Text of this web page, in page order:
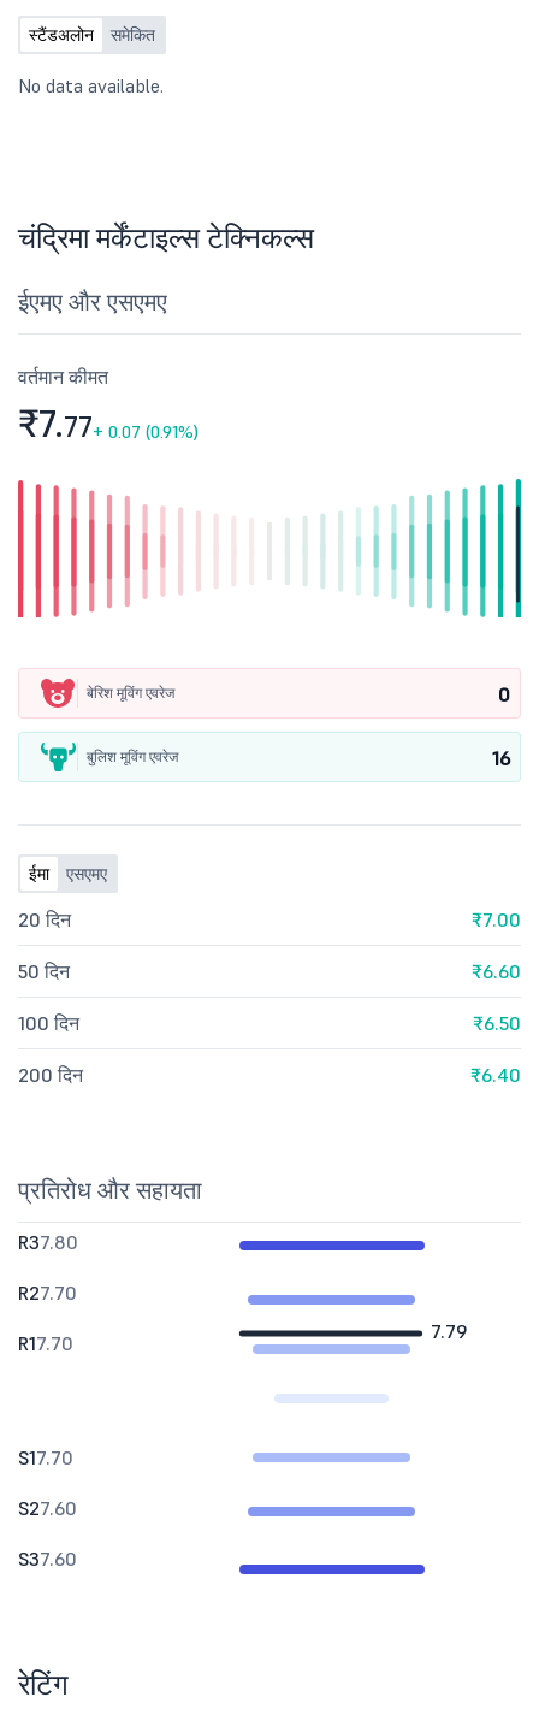
Anandnagar Road, Satellite, Jodhpur
char Rasta, Ahmedabad, Gujarat,
and discuss: 1. लिमिटेड रिव्यू रिपोर्ट के साथ
स्टैंडअलोन समेकित
No data available.
चंद्रिमा मर्केंटाइल्स टेक्निकल्स
ईएमए और एसएमए
वर्तमान कीमत
₹7.77+ 0.07 (0.91%)
बेरिश मूविंग एवरेज 0
बुलिश मूविंग एवरेज 16
ईमा एसएमए
20 दिन ₹7.00
50 दिन ₹6.60
100 दिन ₹6.50
200 दिन ₹6.40
प्रतिरोध और सहायता
7.79
R37.80
R27.70
R17.70
S17.70
S27.60
S37.60
रेटिंग